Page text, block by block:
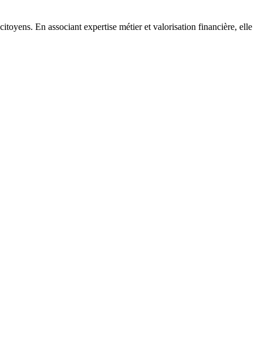
En associant expertise métier et valorisation financière, elle